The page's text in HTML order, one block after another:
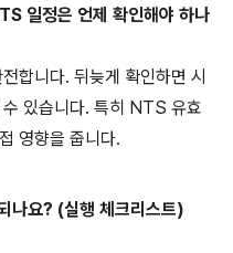
일정은 언제 확인해야 하나
합니다. 뒤늦게 확인하면 시
있습니다. 특히 NTS 유효
영향을 줍니다.
나요? (실행 체크리스트)